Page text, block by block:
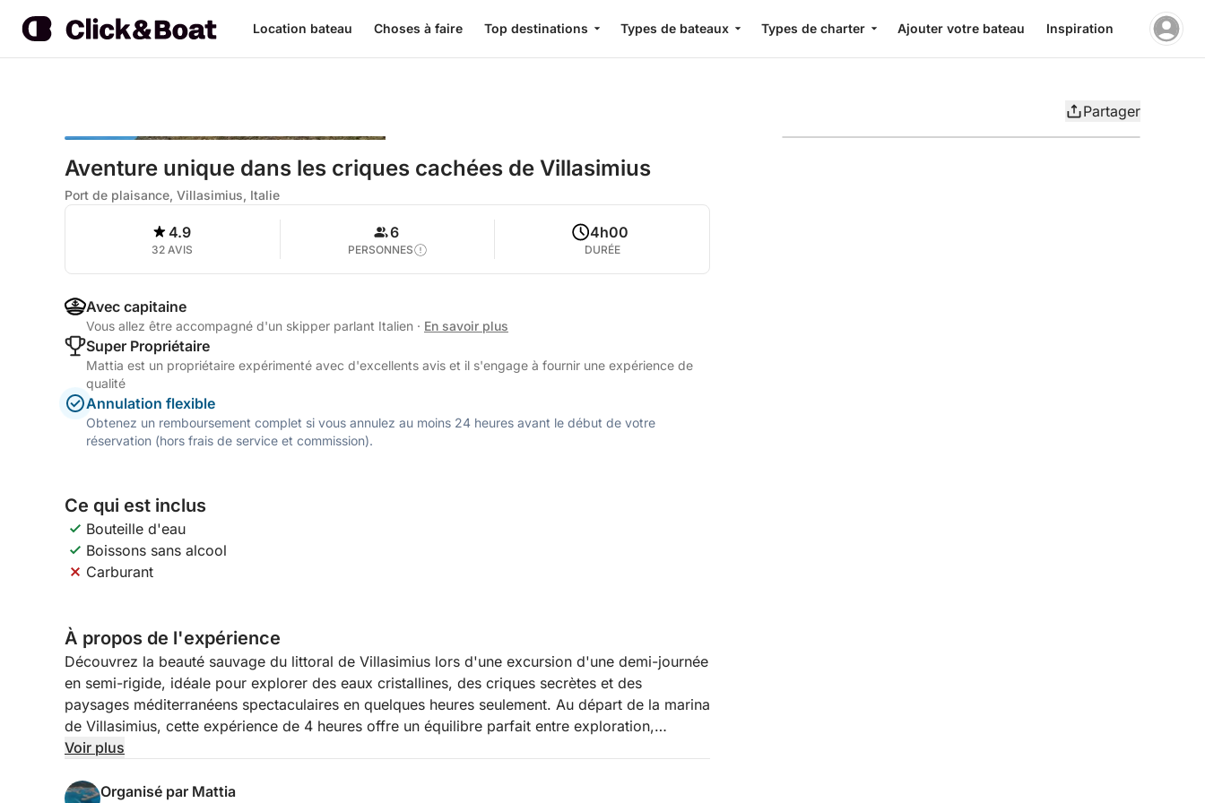
Location bateau Choses à faire Top destinations Types de bateaux Types de charter Ajouter votre bateau Inspiration
Partager
Aventure unique dans les criques cachées de Villasimius
Port de plaisance, Villasimius, Italie
4.9
32 AVIS
6
PERSONNES
4h00
DURÉE
Avec capitaine
Vous allez être accompagné d'un skipper parlant Italien · En savoir plus
Super Propriétaire
Mattia est un propriétaire expérimenté avec d'excellents avis et il s'engage à fournir une expérience de
qualité
Annulation flexible
Obtenez un remboursement complet si vous annulez au moins 24 heures avant le début de votre
réservation (hors frais de service et commission).
Ce qui est inclus
Bouteille d'eau
Boissons sans alcool
Carburant
À propos de l'expérience
Découvrez la beauté sauvage du littoral de Villasimius lors d'une excursion d'une demi-journée
en semi-rigide, idéale pour explorer des eaux cristallines, des criques secrètes et des
paysages méditerranéens spectaculaires en quelques heures seulement. Au départ de la marina
de Villasimius, cette expérience de 4 heures offre un équilibre parfait entre exploration,
baignade et navigation pittoresque le long de la côte sud-est de la Sardaigne.
Votre voyage commence par une traversée palpitante vers l'île de Serpentara, une aire marine
Voir plus
Organisé par Mattia